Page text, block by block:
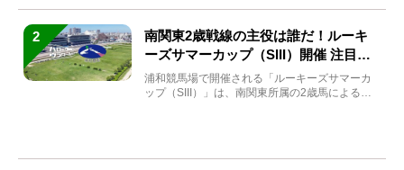
2
南関東2歳戦線の主役は誰だ！ルーキ
ーズサマーカップ（SIII）開催 注目馬
と見どころをチェック
浦和競馬場で開催される「ルーキーズサマーカ
ップ（SIII）」は、南関東所属の2歳馬による注